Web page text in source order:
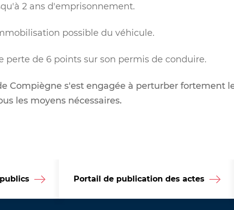
2 ans d'emprisonnement.
possible du véhicule.
perte de 6 points sur son permis de conduire.
Compiègne s'est engagée à perturber fortement
les moyens nécessaires.
Portail de publication des actes